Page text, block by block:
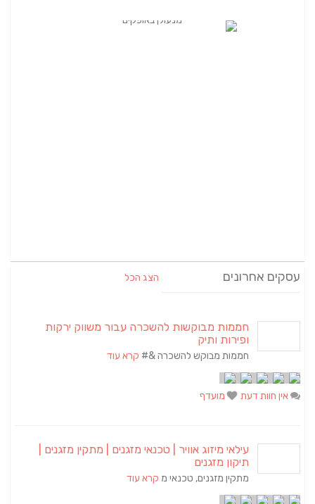
עסקים אחרונים הצג הכל
חממות מבוקשות להשכרה עבור משווק ירקות
ופירות ותיק
חממות מבוקש להשכרה &# קרא עוד
אין חוות דעת מועדף
עילאי מיזוג אוויר | טכנאי מזגנים | מתקין מזגנים |
תיקון מזגנים
מתקין מזגנים, טכנאי מ קרא עוד